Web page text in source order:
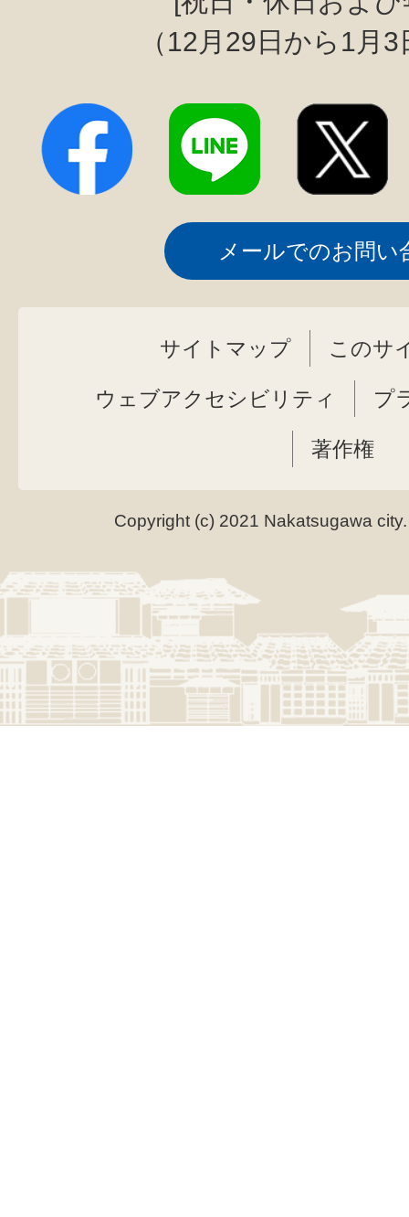
（12月29日から1月
メールでのお問い
サイトマップ このサ
ウェブアクセシビリティ プ
著作権
Copyright (c) 2021 Nakatsugawa